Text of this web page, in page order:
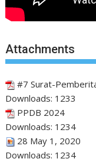
Attachments
#7 Surat-
Downloads: 1233
PPDB 2024
Downloads: 1234
28 May 1, 2020
Downloads: 1234